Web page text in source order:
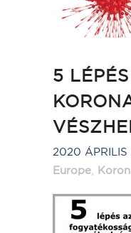
5 LÉPÉS
2020 ÁPRILIS
Europe,